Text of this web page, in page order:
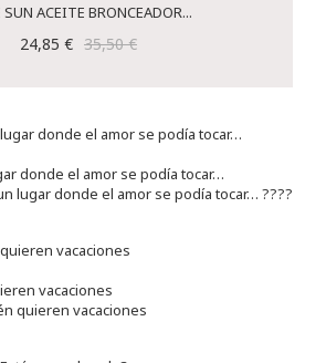
SUN ACEITE BRONCEADOR...
24,85 € 35,50 €
donde el amor se podía tocar…
lugar donde el amor se podía tocar… ????
vacaciones
quieren vacaciones